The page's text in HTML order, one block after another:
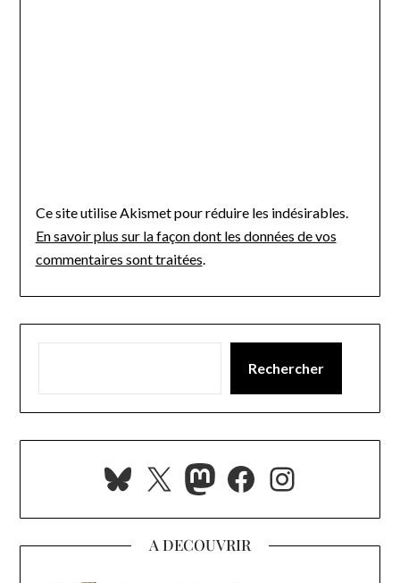
Ce site utilise Akismet pour réduire les indésirables.
En savoir plus sur la façon dont les données de vos
commentaires sont traitées.
Rechercher
Bluesky
X Mastodon
Facebook
A DECOUVRIR